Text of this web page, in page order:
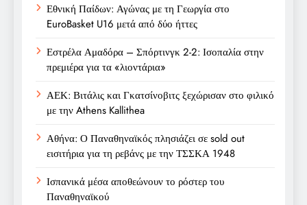
Εθνική Παίδων: Αγώνας με τη Γεωργία στο
EuroBasket U16 μετά από δύο ήττες
Εστρέλα Αμαδόρα – Σπόρτινγκ 2-2: Ισοπαλία στην
πρεμιέρα για τα «λιοντάρια»
ΑΕΚ: Βιτάλις και Γκατσίνοβιτς ξεχώρισαν στο φιλικό
με την Athens Kallithea
Αθήνα: Ο Παναθηναϊκός πλησιάζει σε sold out
εισιτήρια για τη ρεβάνς με την ΤΣΣΚΑ 1948
Ισπανικά μέσα αποθεώνουν το ρόστερ του
Παναθηναϊκού